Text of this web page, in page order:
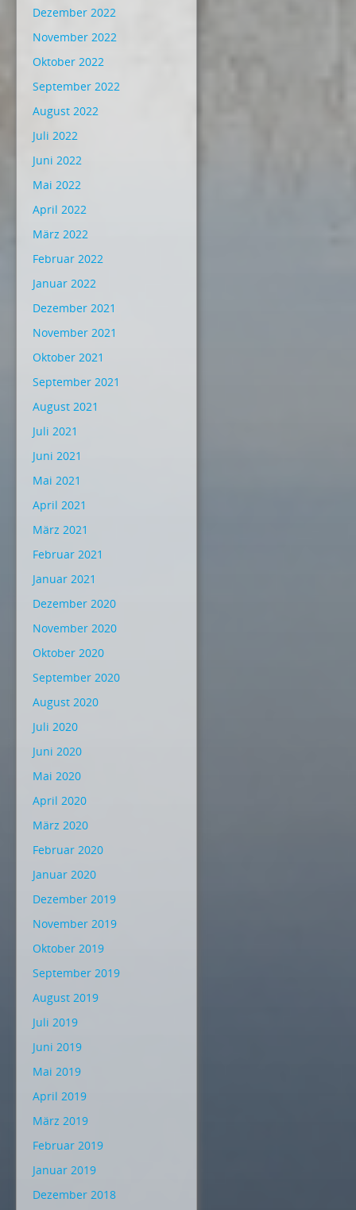
Dezember 2022
November 2022
Oktober 2022
September 2022
August 2022
Juli 2022
Juni 2022
Mai 2022
April 2022
März 2022
Februar 2022
Januar 2022
Dezember 2021
November 2021
Oktober 2021
September 2021
August 2021
Juli 2021
Juni 2021
Mai 2021
April 2021
März 2021
Februar 2021
Januar 2021
Dezember 2020
November 2020
Oktober 2020
September 2020
August 2020
Juli 2020
Juni 2020
Mai 2020
April 2020
März 2020
Februar 2020
Januar 2020
Dezember 2019
November 2019
Oktober 2019
September 2019
August 2019
Juli 2019
Juni 2019
Mai 2019
April 2019
März 2019
Februar 2019
Januar 2019
Dezember 2018